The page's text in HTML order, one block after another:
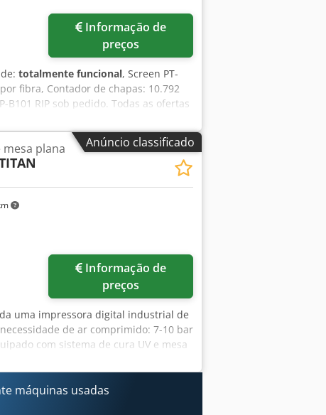
preços
totalmente funcional, Screen PT-
fibra, Contador de chapas: 10.792
B101 RIP sob pedido. Todas as ofertas
Anúncio classificado
plana
preços
uma impressora digital industrial de
de ar comprimido: 7-10 bar
com sistema de cura UV e mesa
2900mm/1550mm. Visita
máquinas usadas